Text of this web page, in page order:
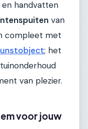
handvatten
van
compleet met
; het
van plezier.
voor jouw